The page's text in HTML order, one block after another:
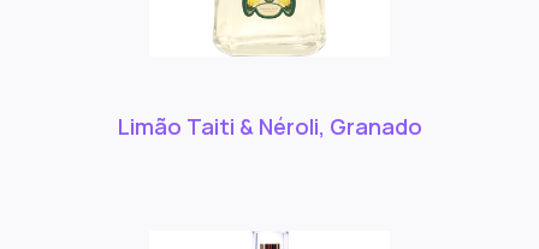
Limão Taiti & Néroli, Granado